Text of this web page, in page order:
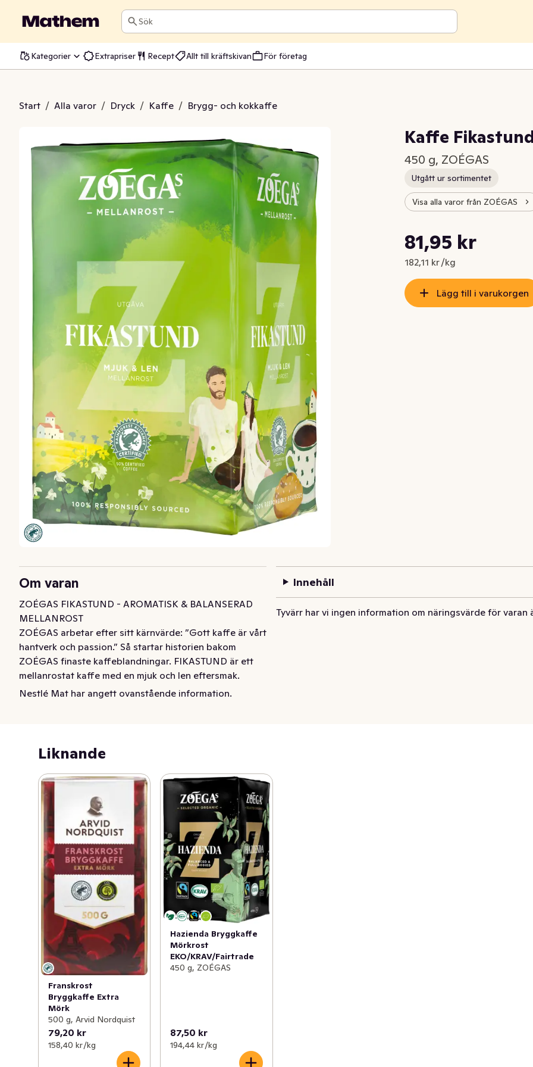
Sök
Kategorier Extrapriser Recept Allt till kräftskivan För företag
Start / Alla varor / Dryck / Kaffe / Brygg- och kokkaffe
450g Zoegas
Kaffe
450 g, ZOÉGAS
Utgått ur sortimentet
Visa alla varor från ZOÉGAS
Nuvarande pris är: 81,95 kr
81,95 kr
182,11 kr /kg
Styckpris: 182,11 kr /kg
Lägg till i varukorgen
Om varan
ZOÉGAS FIKASTUND - AROMATISK & BALANSERAD
MELLANROST
ZOÉGAS arbetar efter sitt kärnvärde: ”Gott kaffe är vårt
hantverk och passion.” Så startar historien bakom
ZOÉGAS finaste kaffeblandningar. FIKASTUND är ett
mellanrostat kaffe med en mjuk och len eftersmak.
Upptäck den finstämda balansen mellan fyllighet och
stunden - för dig själv eller tillsammans med andra. En
av ZOÉGAS mellanrostade  blandningar gjord på 100%
Arabicabönor, rostat och koppat i Helsingborg. Med
passion för riktigt gott kaffe sedan 1886.
Rostningsgrad 4/8
Fyllighet 3/5
Syrlighet 3/5
- Förmalet filterkaffe
- Blandat, rostat och koppat i Helsingborg
- Aromatisk & balanserad mellanrost
- 100% Arabicabönor
- Ger hela 72 koppar
- 6,25 gram kaffe per kopp
- #COFFEEBYWOMEN
- ZOÉGAS jobbar för hållbar kaffeodling. Läs mer på
zoegas.se
- För konsumentbryggare
- Förvaras torrt och svalt i originalförpackning
- Kan frysas för längre hållbarhet
ZOÉGAS FIKASTUND - AROMATISK & BALANSERAD
Nestlé Mat har angett ovanstående information.
Innehåll
Tyvärr har vi ingen information om näringsvärde för varan
Liknande
Franskrost
Bryggkaffe Extra
Mörk
500 g, Arvid Nordquist
79,20 kr
158,40 kr /kg
Hazienda Bryggkaffe
Mörkrost
EKO/KRAV/Fairtrade
450 g, ZOÉGAS
87,50 kr
194,44 kr /kg